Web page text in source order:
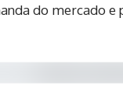
do mercado e